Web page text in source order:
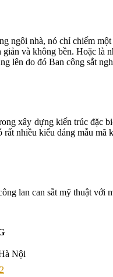
ngôi nhà, nó chỉ chiếm
và không bền. Hoặc
lên do đó Ban công sắt
xây dựng kiến trúc đặc
nhiều kiểu dáng mẫu mã
lan can sắt mỹ thuật với
Nội